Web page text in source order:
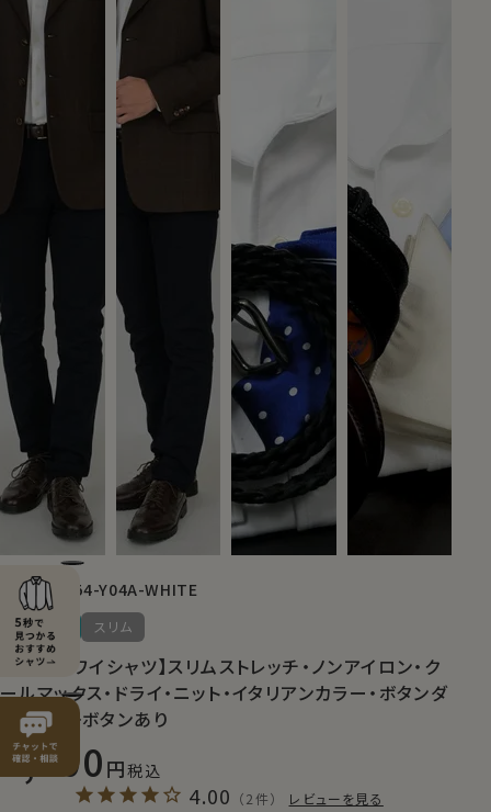
商品番号 8054-Y04A-WHITE
送料無料 スリム
【メンズ・ワイシャツ】スリムストレッチ・ノンアイロン・ク
ールマックス・ドライ・ニット・イタリアンカラー・ボタンダ
ウン・第一ボタンあり
9,900 税込
4.00 （2件） レビューを見る